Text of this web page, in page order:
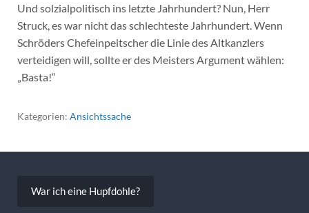
Und solzialpolitisch ins letzte Jahrhundert? Nun, Herr
Struck, es war nicht das schlechteste Jahrhundert. Wenn
Schröders Chefeinpeitscher die Linie des Altkanzlers
verteidigen will, sollte er des Meisters Argument wählen:
„Basta!“
Kategorien: Ansichtssache
War ich eine Hupfdohle?